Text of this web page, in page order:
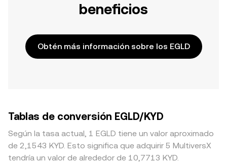
beneficios
Obtén más información sobre los EGLD
Tablas de conversión EGLD/KYD
Según la tasa actual, 1 EGLD tiene un valor aproximado
de 2,1543 KYD. Esto significa que adquirir 5 MultiversX
tendría un valor de alrededor de 10,7713 KYD.